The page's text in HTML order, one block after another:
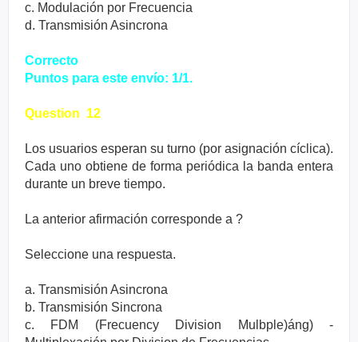
c. Modulación por Frecuencia
d. Transmisión Asincrona
Correcto
Puntos para este envío: 1/1.
Question 12
Los usuarios esperan su turno (por asignación cíclica).
Cada uno obtiene de forma periódica la banda entera
durante un breve tiempo.
La anterior afirmación corresponde a ?
Seleccione una respuesta.
a. Transmisión Asincrona
b. Transmisión Sincrona
c. FDM (Frecuency Division Mulbple)áng) -